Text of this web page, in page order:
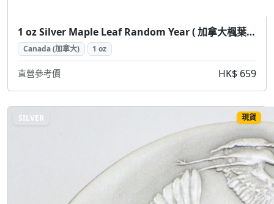
1 oz Silver Maple Leaf Random Year ( 加拿大楓葉銀幣 1盎司隨機年份)
Canada (加拿大) 1 oz
直營參考價 HK$ 659
SILVER 現貨